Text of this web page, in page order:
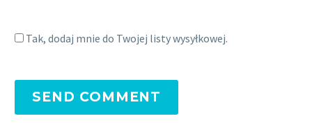
Tak, dodaj mnie do Twojej listy wysyłkowej.
SEND COMMENT